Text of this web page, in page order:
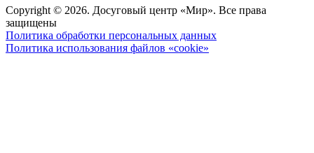
Copyright © 2026. Досуговый центр «Мир». Все права
защищены
Политика обработки персональных данных
Политика использования файлов «cookie»